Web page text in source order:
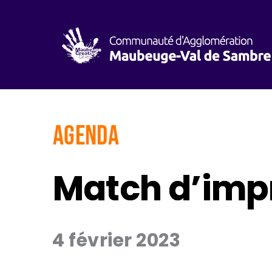
AGENDA
Match
4 février 2023